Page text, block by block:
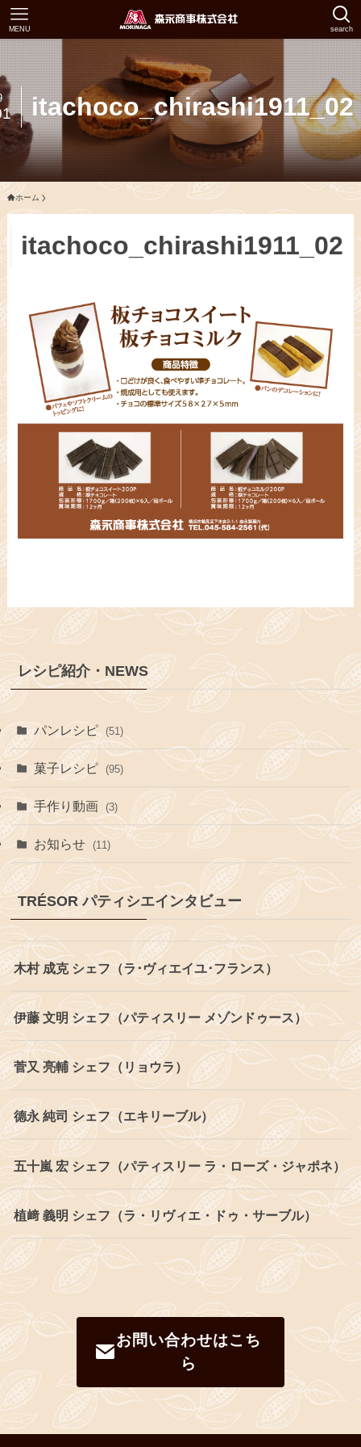
search
MENU
itachoco_chirashi1911_02
ホーム
itachoco_chirashi1911_02
レシピ紹介・NEWS
パンレシピ (51)
菓子レシピ (95)
手作り動画 (3)
お知らせ (11)
TRÉSOR パティシエインタビュー
木村 成克 シェフ（ラ･ヴィエイユ･フランス）
伊藤 文明 シェフ（パティスリー メゾンドゥース）
菅又 亮輔 シェフ（リョウラ）
德永 純司 シェフ（エキリーブル）
五十嵐 宏 シェフ（パティスリー ラ・ローズ・ジャポネ）
植﨑 義明 シェフ（ラ・リヴィエ・ドゥ・サーブル）
お問い合わせはこち
ら